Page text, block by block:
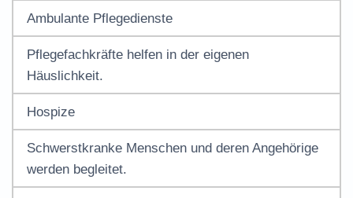
Ambulante Pflegedienste
Pflegefachkräfte helfen in der eigenen
Häuslichkeit.
Hospize
Schwerstkranke Menschen und deren Angehörige
werden begleitet.